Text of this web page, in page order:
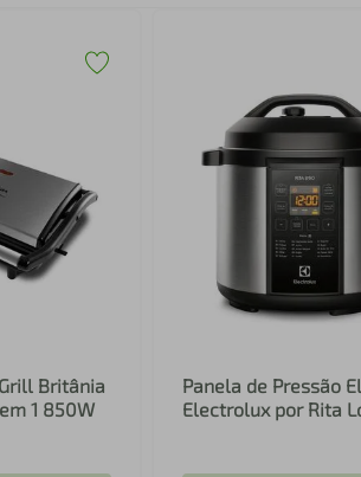
Britânia
1 850W
Panela de Pressão
Electrolux por Rita